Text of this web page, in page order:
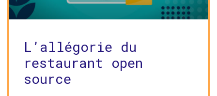
L’allégorie du
restaurant open
source